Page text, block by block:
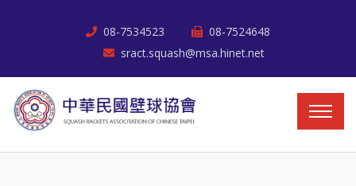
08-7534523
08-7524648
sract.squash@msa.hinet.net